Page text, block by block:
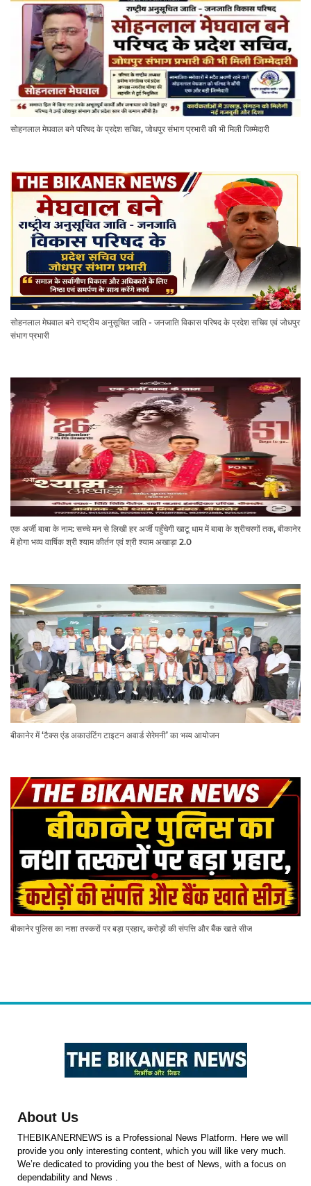
सोहनलाल मेघवाल बने परिषद के प्रदेश सचिव, जोधपुर संभाग प्रभारी की भी मिली जिम्मेदारी
सोहनलाल मेघवाल बने राष्ट्रीय अनुसूचित जाति - जनजाति विकास परिषद के प्रदेश सचिव एवं जोधपुर
संभाग प्रभारी
एक अर्जी बाबा के नाम: सच्चे मन से लिखी हर अर्जी पहुँचेगी खाटू धाम में बाबा के श्रीचरणों तक, बीकानेर
में होगा भव्य वार्षिक श्री श्याम कीर्तन एवं श्री श्याम अखाड़ा 2.0
बीकानेर में ‘टैक्स एंड अकाउंटिंग टाइटन अवार्ड सेरेमनी’ का भव्य आयोजन
बीकानेर पुलिस का नशा तस्करों पर बड़ा प्रहार, करोड़ों की संपत्ति और बैंक खाते सीज
About Us
THEBIKANERNEWS is a Professional News Platform. Here we will
provide you only interesting content, which you will like very much.
We’re dedicated to providing you the best of News, with a focus on
dependability and News .